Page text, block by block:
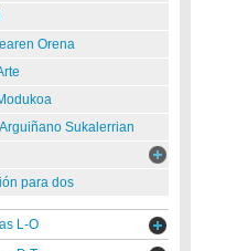
Orena
Sukalerrian
para dos
L-O